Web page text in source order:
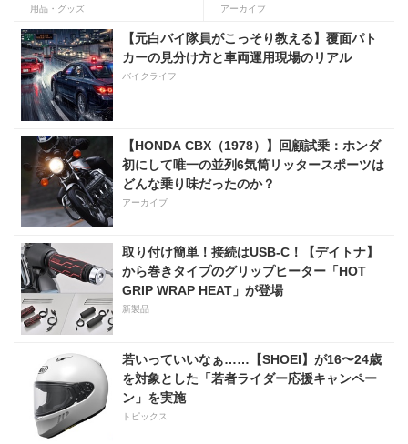
ツーリングにも安心の大容量
ツアーバッグ〜
用品・グッズ アーカイブ
【元白バイ隊員がこっそり教える】覆面パト
カーの見分け方と車両運用現場のリアル
バイクライフ
【HONDA CBX（1978）】回顧試乗：ホンダ
初にして唯一の並列6気筒リッタースポーツは
どんな乗り味だったのか？
アーカイブ
取り付け簡単！接続はUSB-C！【デイトナ】
から巻きタイプのグリップヒーター「HOT
GRIP WRAP HEAT」が登場
新製品
若いっていいなぁ……【SHOEI】が16〜24歳
を対象とした「若者ライダー応援キャンペー
ン」を実施
トピックス